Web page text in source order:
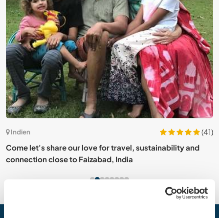
Indien
(41)
Come let's share our love for travel, sustainability and
connection close to Faizabad, India